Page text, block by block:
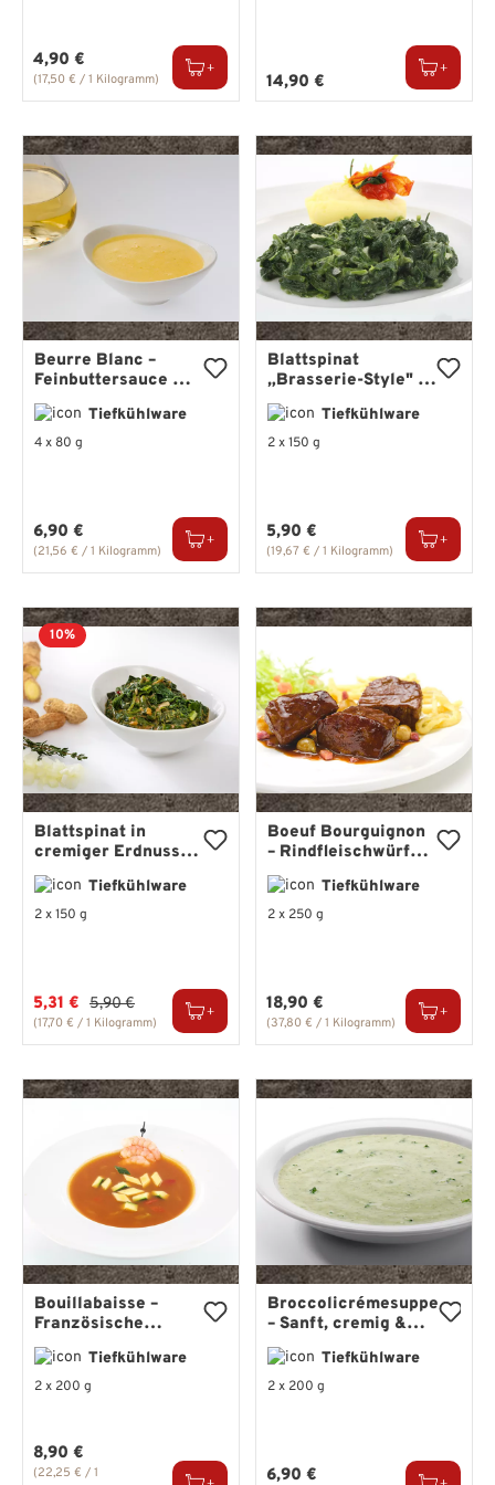
Regulärer Preis:
4,90 €
(17,50 € / 1 Kilogramm) Regulärer Preis:
14,90 €
Beurre Blanc –
Feinbuttersauce mit
Weißwein &
SchalottenTiefkühlware
4 x 80 g
Regulärer Preis:
6,90 €
(21,56 € / 1 Kilogramm)
Blattspinat
„Brasserie-Style" –
fein-cremig mit
Zwiebeln & Muskat
Tiefkühlware
2 x 150 g
Regulärer Preis:
5,90 €
(19,67 € / 1 Kilogramm)
10%
Blattspinat in
cremiger Erdnuss-
Sahnesauce
Tiefkühlware
2 x 150 g
Verkaufspreis:
5,31 € Regulärer Preis:
5,90 €
(17,70 € / 1 Kilogramm)
Boeuf Bourguignon
– Rindfleischwürfel
mit Perlzwiebeln in
Rotweinsauce
Tiefkühlware
2 x 250 g
Regulärer Preis:
18,90 €
(37,80 € / 1 Kilogramm)
Bouillabaisse –
Französische
Fischsuppe mit
Fenchel & Safran
Tiefkühlware
2 x 200 g
Regulärer Preis:
8,90 €
(22,25 € / 1
Broccolicrémesuppe
– Sanft, cremig &
grün
Tiefkühlware
2 x 200 g
Regulärer Preis:
6,90 €